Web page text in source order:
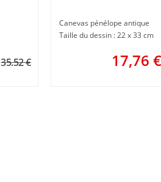
35.52 €
Canevas pénélope antique
Taille du dessin : 22 x 33 cm
17,76 €